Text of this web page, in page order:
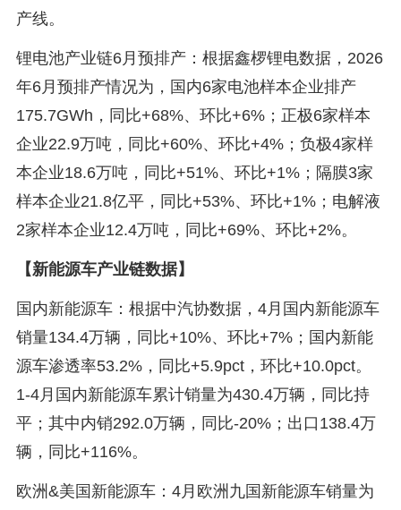
产线。
锂电池产业链6月预排产：根据鑫椤锂电数据，2026
年6月预排产情况为，国内6家电池样本企业排产
175.7GWh，同比+68%、环比+6%；正极6家样本
企业22.9万吨，同比+60%、环比+4%；负极4家样
本企业18.6万吨，同比+51%、环比+1%；隔膜3家
样本企业21.8亿平，同比+53%、环比+1%；电解液
2家样本企业12.4万吨，同比+69%、环比+2%。
【新能源车产业链数据】
国内新能源车：根据中汽协数据，4月国内新能源车
销量134.4万辆，同比+10%、环比+7%；国内新能
源车渗透率53.2%，同比+5.9pct，环比+10.0pct。
1-4月国内新能源车累计销量为430.4万辆，同比持
平；其中内销292.0万辆，同比-20%；出口138.4万
辆，同比+116%。
欧洲&美国新能源车：4月欧洲九国新能源车销量为